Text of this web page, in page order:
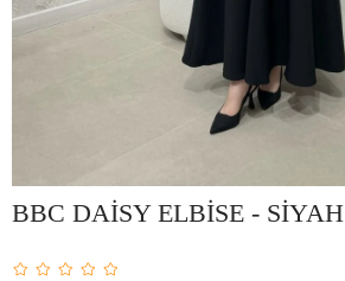
BBC DAİSY ELBİSE - SİYAH